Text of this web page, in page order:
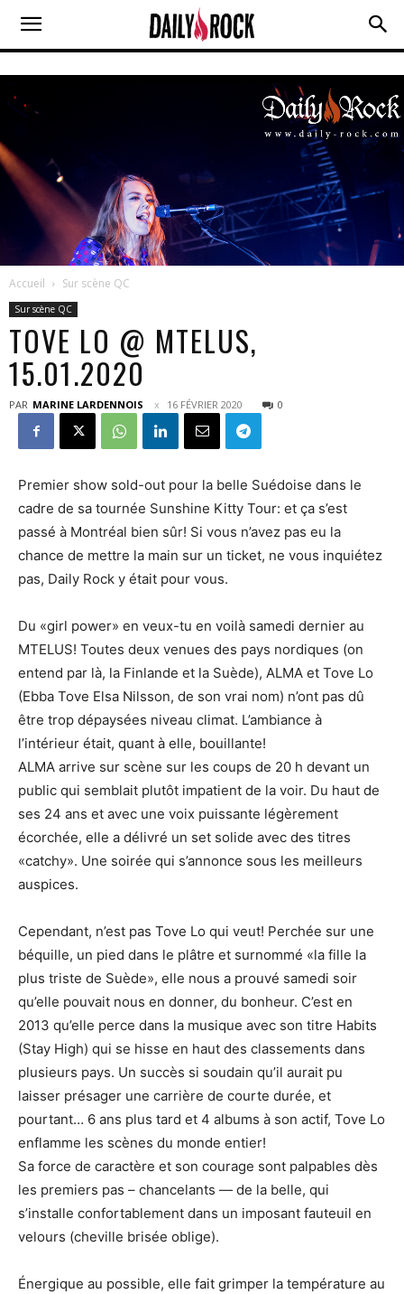
Accueil Sur scène QC
Sur scène QC
TOVE LO @ MTELUS,
15.01.2020
PAR MARINE LARDENNOIS 16 FÉVRIER 2020 0
Premier show sold-out pour la belle Suédoise dans le
cadre de sa tournée Sunshine Kitty Tour: et ça s’est
passé à Montréal bien sûr! Si vous n’avez pas eu la
chance de mettre la main sur un ticket, ne vous inquiétez
pas, Daily Rock y était pour vous.
Du «girl power» en veux-tu en voilà samedi dernier au
MTELUS! Toutes deux venues des pays nordiques (on
entend par là, la Finlande et la Suède), ALMA et Tove Lo
(Ebba Tove Elsa Nilsson, de son vrai nom) n’ont pas dû
être trop dépaysées niveau climat. L’ambiance à
l’intérieur était, quant à elle, bouillante!
ALMA arrive sur scène sur les coups de 20 h devant un
public qui semblait plutôt impatient de la voir. Du haut de
ses 24 ans et avec une voix puissante légèrement
écorchée, elle a délivré un set solide avec des titres
«catchy». Une soirée qui s’annonce sous les meilleurs
auspices.
Cependant, n’est pas Tove Lo qui veut! Perchée sur une
béquille, un pied dans le plâtre et surnommé «la fille la
plus triste de Suède», elle nous a prouvé samedi soir
qu’elle pouvait nous en donner, du bonheur. C’est en
2013 qu’elle perce dans la musique avec son titre Habits
(Stay High) qui se hisse en haut des classements dans
plusieurs pays. Un succès si soudain qu’il aurait pu
laisser présager une carrière de courte durée, et
pourtant… 6 ans plus tard et 4 albums à son actif, Tove Lo
enflamme les scènes du monde entier!
Sa force de caractère et son courage sont palpables dès
les premiers pas – chancelants — de la belle, qui
s’installe confortablement dans un imposant fauteuil en
velours (cheville brisée oblige).
Énergique au possible, elle fait grimper la température au